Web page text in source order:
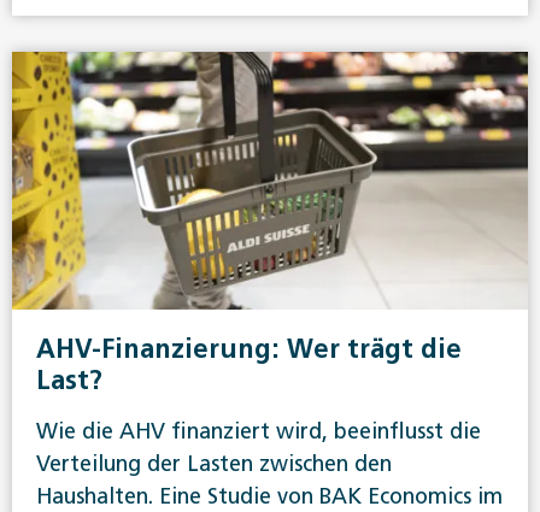
AHV-Finanzierung: Wer trägt die
Last?
Wie die AHV finanziert wird, beeinflusst die
Verteilung der Lasten zwischen den
Haushalten. Eine Studie von BAK Economics im